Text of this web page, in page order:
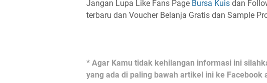
Jangan Lupa Like Fans Page Bursa Kuis dan
terbaru dan Voucher Belanja Gratis dan Sample
* Agar Kamu tidak kehilangan informasi ini
yang ada di paling bawah artikel ini ke Facebook